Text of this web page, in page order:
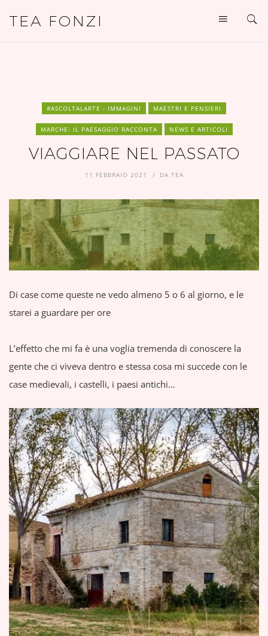
TEA FONZI
#ASCOLTALARTE - IMMAGINI MAESTRI E PENSIERI
MARCHE- IL PAESAGGIO RACCONTA NEWS E ARTICOLI
VIAGGIARE NEL PASSATO
11 FEBBRAIO 2021 DA TEA
Di case come queste ne vedo almeno 5 o 6 al giorno, e le
starei a guardare per ore
L’effetto che mi fa è una voglia tremenda di conoscere la
gente che ci viveva dentro e stessa cosa mi succede con le
case medievali, i castelli, i paesi antichi…